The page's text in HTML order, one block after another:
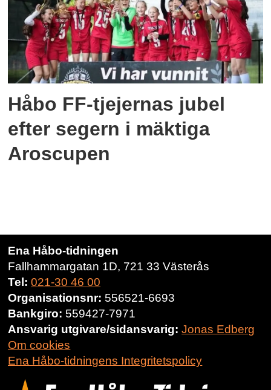
Håbo FF-tjejernas jubel
efter segern i mäktiga
Aroscupen
Ena Håbo-tidningen
Fallhammargatan 1D, 721 33 Västerås
Tel: 021-30 46 00
Organisationsnr: 556521-6693
Bankgiro: 559427-7971
Ansvarig utgivare/sidansvarig: Jonas Edberg
Om cookies
Ena Håbo-tidningens Integritetspolicy